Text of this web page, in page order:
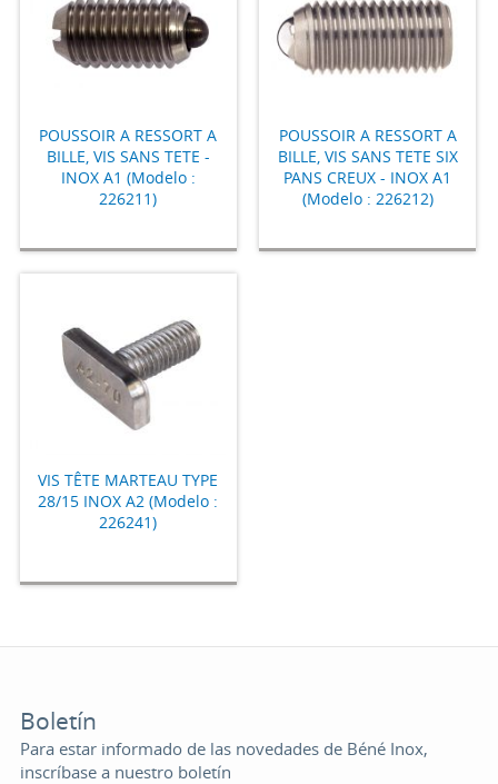
POUSSOIR A RESSORT A
BILLE, VIS SANS TETE -
INOX A1 (Modelo :
226211)
POUSSOIR A RESSORT A
BILLE, VIS SANS TETE SIX
PANS CREUX - INOX A1
(Modelo : 226212)
VIS TÊTE MARTEAU TYPE
28/15 INOX A2 (Modelo :
226241)
Boletín
Para estar informado de las novedades de Béné Inox,
inscríbase a nuestro boletín